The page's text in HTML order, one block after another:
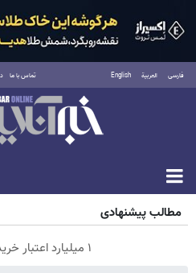
فارسی العربية English تماس با ما
جمعه ۱۶ مرداد ۱۴۰۵
مطالب پیشنهادی
۱ میلیارد اعتبار خرید طلا | بدون ضامن و چک